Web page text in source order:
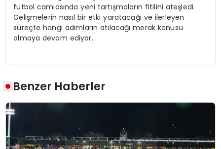
futbol camiasında yeni tartışmaların fitilini ateşledi.
Gelişmelerin nasıl bir etki yaratacağı ve ilerleyen
süreçte hangi adımların atılacağı merak konusu
olmaya devam ediyor.
Benzer Haberler